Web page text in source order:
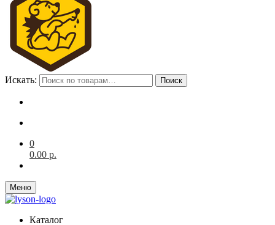
Искать: Поиск
0
0.00 р.
Меню
Каталог